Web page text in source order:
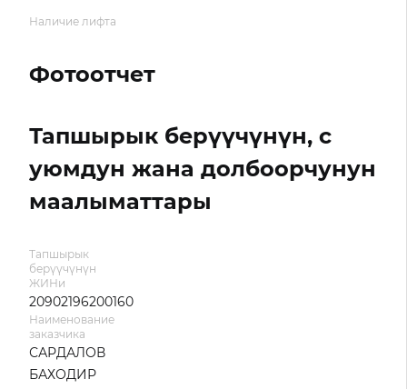
Наличие лифта
Фотоотчет
Тапшырык берүүчүнүн, с
уюмдун жана долбоорчунун
маалыматтары
Тапшырык
берүүчүнүн
ЖИНи
20902196200160
Наименование
заказчика
САРДАЛОВ
БАХОДИР